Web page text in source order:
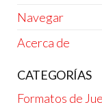
Navegar
Acerca de
CATEGORÍAS
Formatos de